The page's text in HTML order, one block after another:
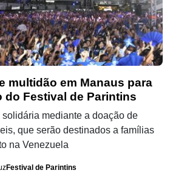
multidão em Manaus para
do Festival de Parintins
mediante a doação de
que serão destinados a famílias
na Venezuela
Festival de Parintins